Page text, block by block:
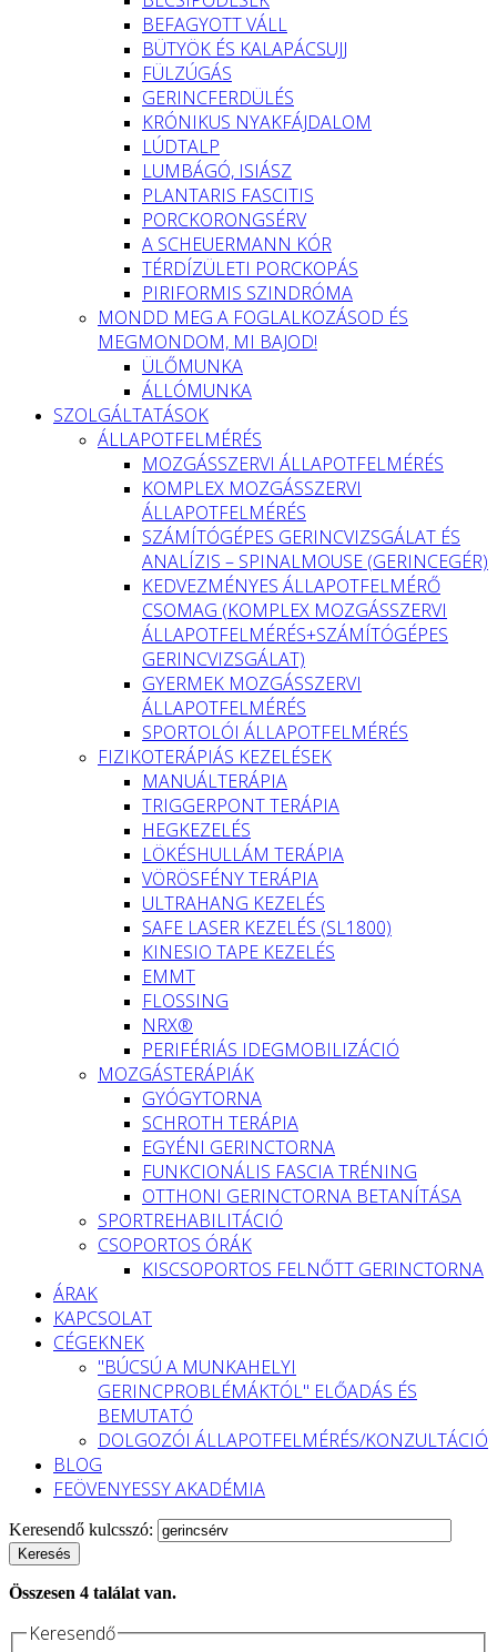
BEFAGYOTT VÁLL
BÜTYÖK ÉS KALAPÁCSUJJ
FÜLZÚGÁS
GERINCFERDÜLÉS
KRÓNIKUS NYAKFÁJDALOM
LÚDTALP
LUMBÁGÓ, ISIÁSZ
PLANTARIS FASCITIS
PORCKORONGSÉRV
A SCHEUERMANN KÓR
TÉRDÍZÜLETI PORCKOPÁS
PIRIFORMIS SZINDRÓMA
MONDD MEG A FOGLALKOZÁSOD ÉS
MEGMONDOM, MI BAJOD!
ÜLŐMUNKA
ÁLLÓMUNKA
SZOLGÁLTATÁSOK
ÁLLAPOTFELMÉRÉS
MOZGÁSSZERVI ÁLLAPOTFELMÉRÉS
KOMPLEX MOZGÁSSZERVI
ÁLLAPOTFELMÉRÉS
SZÁMÍTÓGÉPES GERINCVIZSGÁLAT ÉS
ANALÍZIS – SPINALMOUSE (GERINCEGÉR)
KEDVEZMÉNYES ÁLLAPOTFELMÉRŐ
CSOMAG (KOMPLEX MOZGÁSSZERVI
ÁLLAPOTFELMÉRÉS+SZÁMÍTÓGÉPES
GERINCVIZSGÁLAT)
GYERMEK MOZGÁSSZERVI
ÁLLAPOTFELMÉRÉS
SPORTOLÓI ÁLLAPOTFELMÉRÉS
FIZIKOTERÁPIÁS KEZELÉSEK
MANUÁLTERÁPIA
TRIGGERPONT TERÁPIA
HEGKEZELÉS
LÖKÉSHULLÁM TERÁPIA
VÖRÖSFÉNY TERÁPIA
ULTRAHANG KEZELÉS
SAFE LASER KEZELÉS (SL1800)
KINESIO TAPE KEZELÉS
EMMT
FLOSSING
NRX®
PERIFÉRIÁS IDEGMOBILIZÁCIÓ
MOZGÁSTERÁPIÁK
GYÓGYTORNA
SCHROTH TERÁPIA
EGYÉNI GERINCTORNA
FUNKCIONÁLIS FASCIA TRÉNING
OTTHONI GERINCTORNA BETANÍTÁSA
SPORTREHABILITÁCIÓ
CSOPORTOS ÓRÁK
KISCSOPORTOS FELNŐTT GERINCTORNA
ÁRAK
KAPCSOLAT
CÉGEKNEK
"BÚCSÚ A MUNKAHELYI
GERINCPROBLÉMÁKTÓL" ELŐADÁS ÉS
BEMUTATÓ
DOLGOZÓI ÁLLAPOTFELMÉRÉS/KONZULTÁCIÓ
BLOG
FEÖVENYESSY AKADÉMIA
Keresendő kulcsszó:
Keresés
Összesen 4 találat van.
Keresendő